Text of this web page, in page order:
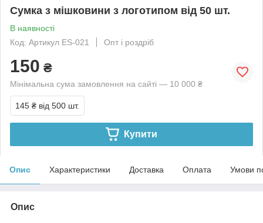
Сумка з мішковини з логотипом від 50 шт.
В наявності
Код: Артикул ES-021
Опт і роздріб
150 ₴
Мінімальна сума замовлення на сайті — 10 000 ₴
145 ₴ від 500 шт.
Купити
Опис Характеристики Доставка Оплата Умови
Опис